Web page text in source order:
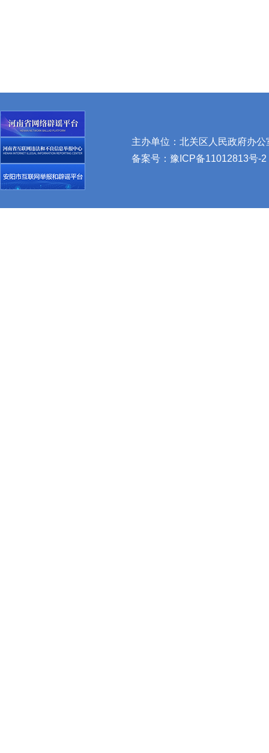
主办单位：北关区人民政府办
备案号： 豫ICP备11012813号-2